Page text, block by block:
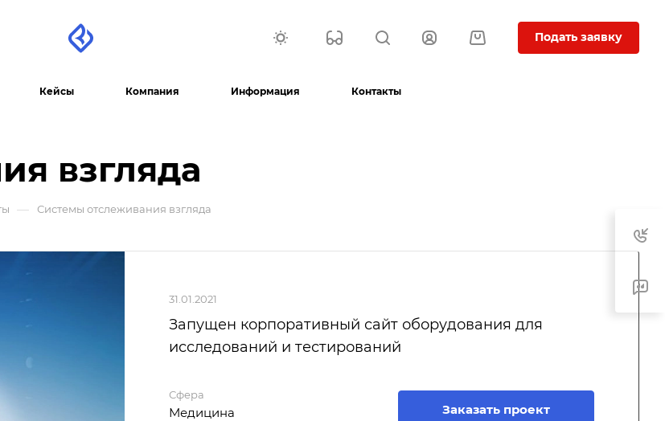
Подать заявку
Кейсы Компания Информация Контакты
взгляда
— Системы отслеживания взгляда
31.01.2021
Запущен корпоративный сайт оборудования для
исследований и тестирований
Сфера
Медицина Заказать проект